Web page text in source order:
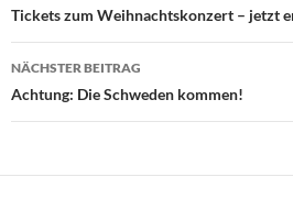
Navigation
Tickets zum Weihnachtskonzert – jetzt
NÄCHSTER BEITRAG
Achtung: Die Schweden kommen!